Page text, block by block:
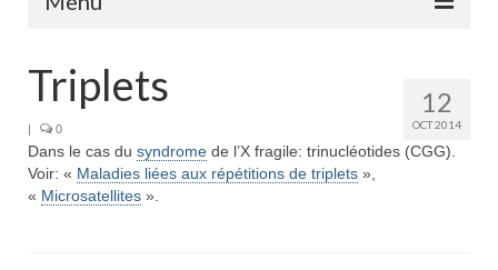
Syndrome X fragile et maladies liées
Origine génétique
Mode de transmission
12
OCT 2014
Triplets
| 0
Dans le cas du syndrome de l’X fragile: trinucléotides (CGG).
Voir: « Maladies liées aux répétitions de triplets »,
« Microsatellites ».